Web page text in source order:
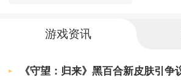
游戏资讯
《守望：归来》黑百合新皮肤引争